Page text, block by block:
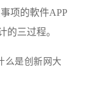
项的軟件APP
的三过程。
么是创新网大